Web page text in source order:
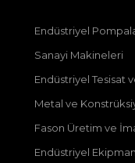
Endüstriyel
Sanayi Makineleri
Endüstriyel Tesisat
Metal ve
Fason Üretim ve
Endüstriyel Ekipman